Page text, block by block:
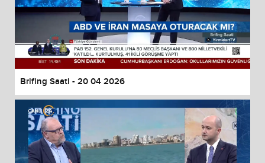
Brifing Saati - 20 04 2026